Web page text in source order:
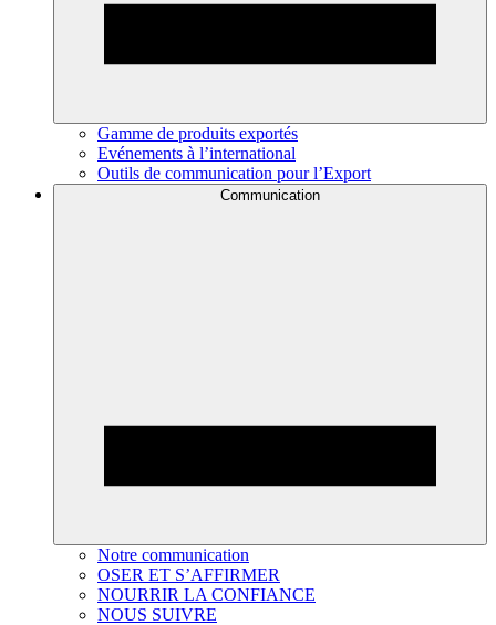
Gamme de produits exportés
Evénements à l’international
Outils de communication pour l’Export
Communication
Notre communication
OSER ET S’AFFIRMER
NOURRIR LA CONFIANCE
NOUS SUIVRE